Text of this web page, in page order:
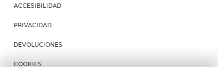
ACCESIBILIDAD
PRIVACIDAD
DEVOLUCIONES
COOKIES